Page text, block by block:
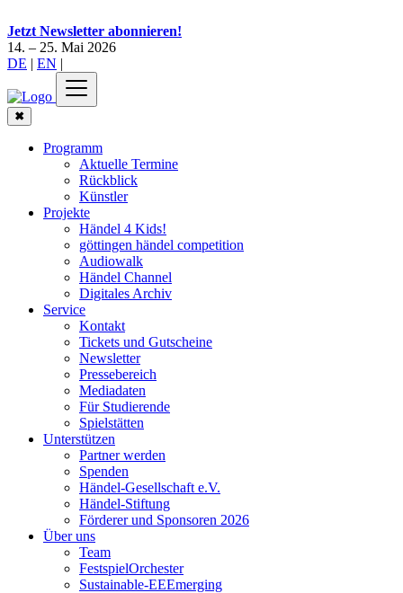
Jetzt Newsletter abonnieren!
14. – 25. Mai 2026
DE | EN |
✖
Programm
Aktuelle Termine
Rückblick
Künstler
Projekte
Händel 4 Kids!
göttingen händel competition
Audiowalk
Händel Channel
Digitales Archiv
Service
Kontakt
Tickets und Gutscheine
Newsletter
Pressebereich
Mediadaten
Für Studierende
Spielstätten
Unterstützen
Partner werden
Spenden
Händel-Gesellschaft e.V.
Händel-Stiftung
Förderer und Sponsoren 2026
Über uns
Team
FestspielOrchester
Sustainable-EEEmerging